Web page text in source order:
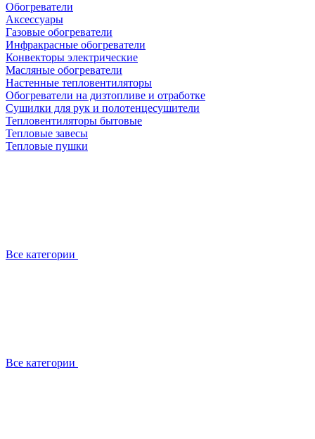
Обогреватели
Аксессуары
Газовые обогреватели
Инфракрасные обогреватели
Конвекторы электрические
Масляные обогреватели
Настенные тепловентиляторы
Обогреватели на дизтопливе и отработке
Сушилки для рук и полотенцесушители
Тепловентиляторы бытовые
Тепловые завесы
Тепловые пушки
Все категории
Все категории